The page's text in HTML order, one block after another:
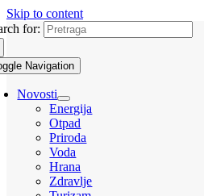
Skip to content
for:
Navigation
Novosti
Energija
Otpad
Priroda
Voda
Hrana
Zdravlje